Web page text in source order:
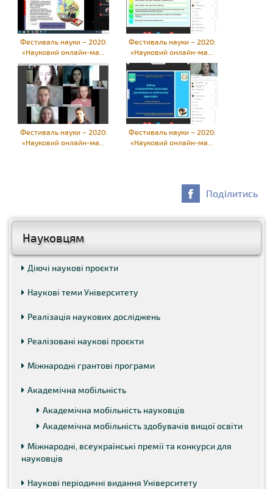
Науковцям
Діючі наукові проєкти
Наукові теми Університету
Реалізація наукових досліджень
Реалізовані наукові проєкти
Міжнародні грантові програми
Академічна мобільність
Академічна мобільність науковців
Академічна мобільність здобувачів вищої освіти
Міжнародні, всеукраїнські премії та конкурси для
науковців
Наукові періодичні видання Університету
Фестиваль науки – 2020:
«Науковий онлайн-ма...
Фестиваль науки – 2020:
«Науковий онлайн-ма...
Фестиваль науки – 2020:
«Науковий онлайн-ма...
Фестиваль науки – 2020:
«Науковий онлайн-ма...
Поділитись